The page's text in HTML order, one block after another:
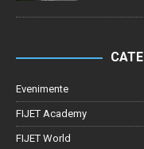
Evenimente
FIJET Academy
FIJET World